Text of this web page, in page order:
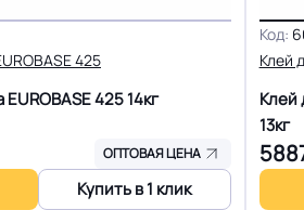
КМ 2 по ФЗ 123 от 22.07.2008г, где
В2, Д2, Т2, РП1
425
42514кг
ОПТОВАЯ ЦЕНА
Купить в 1 клик
Код:
Клей
Клей
13кг